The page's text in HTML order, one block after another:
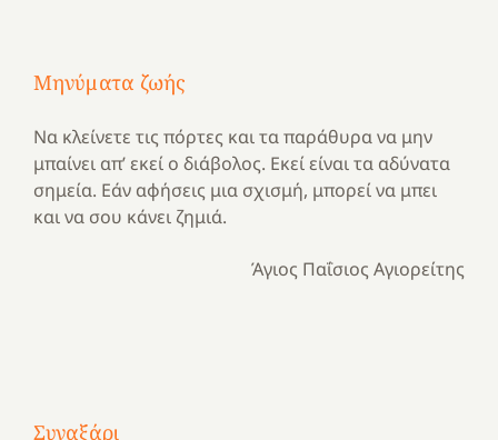
Μηνύματα ζωής
Να κλείνετε τις πόρτες και τα παράθυρα να μην
μπαίνει απ’ εκεί ο διάβολος. Εκεί είναι τα αδύνατα
σημεία. Εάν αφήσεις μια σχισμή, μπορεί να μπει
και να σου κάνει ζημιά.
Άγιος Παΐσιος Αγιορείτης
Συναξάρι